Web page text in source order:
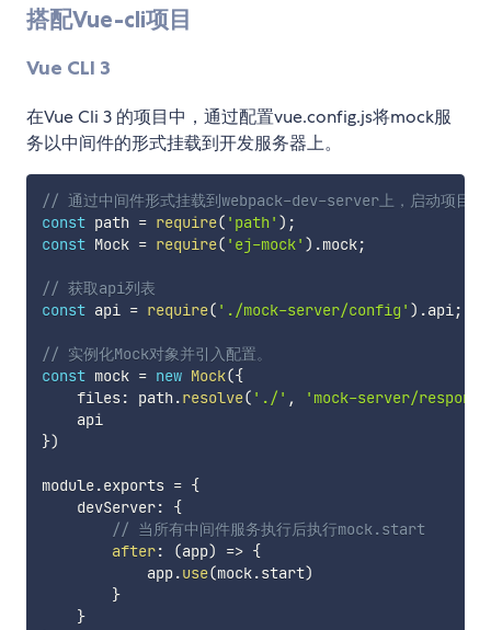
搭配Vue-cli项目
Vue CLI 3
在Vue Cli 3 的项目中，通过配置vue.config.js将mock服
务以中间件的形式挂载到开发服务器上。
// 通过中间件形式挂载到webpack-dev-server上，启动项目时
const path = require( 'path' ) ;
const Mock = require( 'ej-mock' ) .mock;
// 获取api列表
const api = require( './mock-server/config' ) .api;
// 实例化Mock对象并引入配置。
const mock = new Mock({
    files
: path .resolve( './' ,
'mock-server/
    api
})
module.exports = {
    devServer
:
{
// 当所有中间件服务执行后执行mock.start
after: (app) => {
            app
.use(mock.start)
}
}